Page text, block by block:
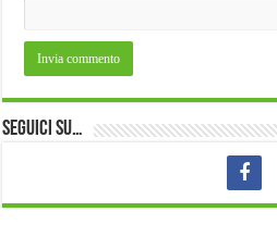
Seguici su…